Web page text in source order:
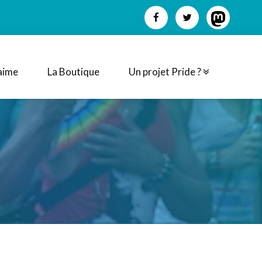
La Boutique Un projet Pride ?